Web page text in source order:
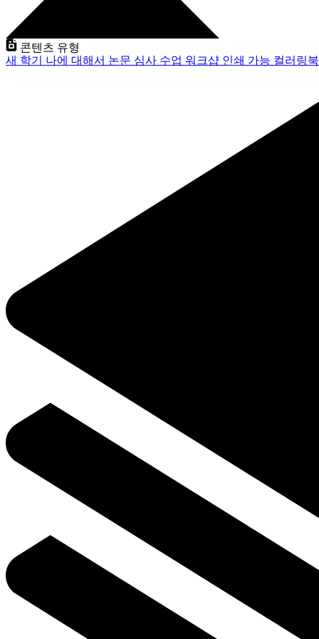
콘텐츠 유형
새 학기 나에 대해서 논문 심사 수업 워크샵 인쇄 가능 컬러링북